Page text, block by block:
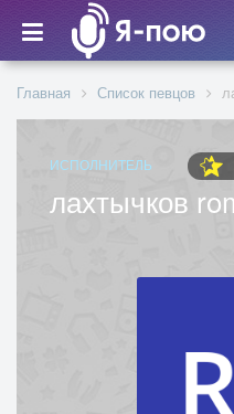
Главная Список певцов
ИСПОЛНИТЕЛЬ
лахтычков